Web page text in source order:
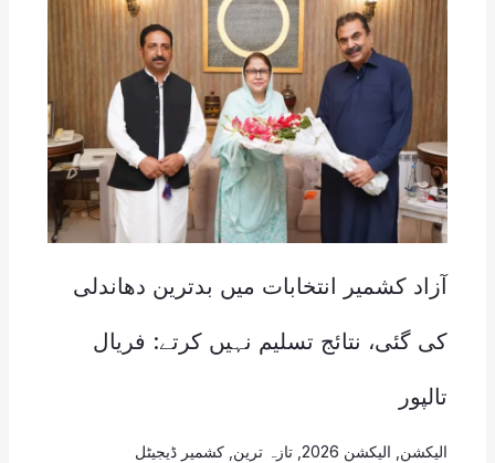
آزاد کشمیر انتخابات میں بدترین دھاندلی
کی گئی، نتائج تسلیم نہیں کرتے: فریال
تالپور
الیکشن الیکشن 2026 , تازہ ترین کشمیر ڈیجیٹل